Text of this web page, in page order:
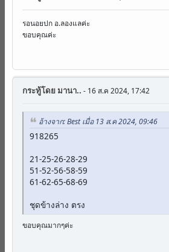
รอนอยปก อ.ลองแลค่ะ
ขอบคุณค่ะ
กระทู้โดย มานา.. - 16 ส.ค 2024, 17:42
อ้างจาก: Best เมื่อ 13 ส.ค 2024, 09:46
918265
21-25-26-28-29
51-52-56-58-59
61-62-65-68-69
ชุดข้างล่าง ตรง
ขอบคุณมากๆค่ะ